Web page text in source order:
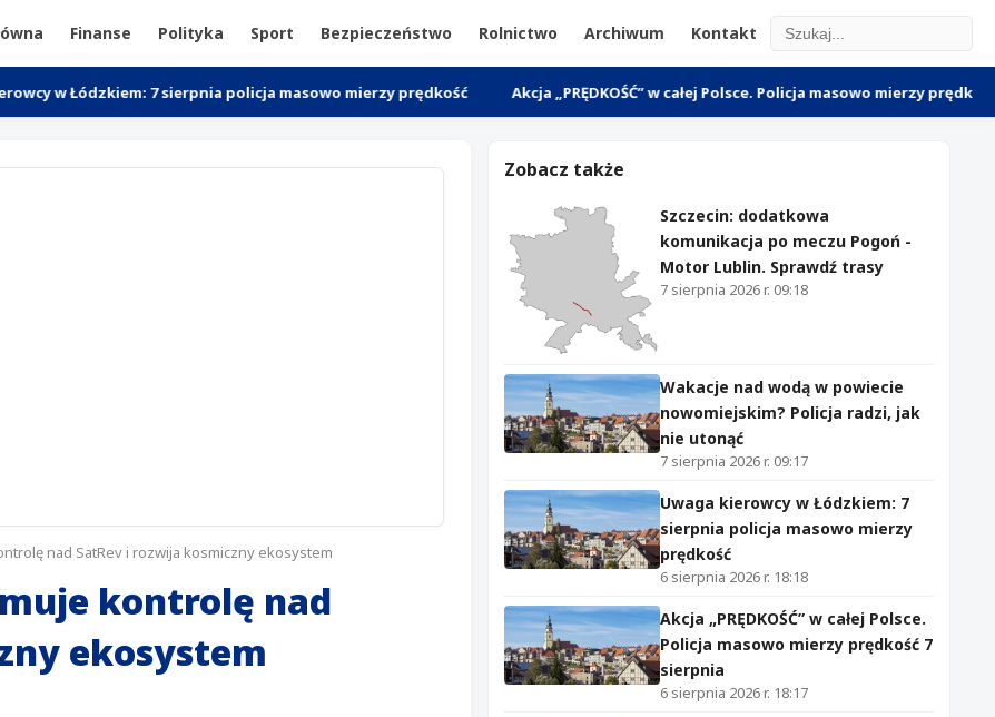
Finanse Polityka Sport Bezpieczeństwo Rolnictwo Archiwum Kontakt
7 sierpnia policja masowo mierzy prędkość Akcja „PRĘDKOŚĆ” w całej Polsce. Policja masowo mierzy prędkość 7 sierpnia
nad SatRev i rozwija kosmiczny ekosystem
kontrolę nad
ekosystem
Zobacz także
Szczecin: dodatkowa
komunikacja po meczu Pogoń -
Motor Lublin. Sprawdź trasy
7 sierpnia 2026 r. 09:18
Wakacje nad wodą w powiecie
nowomiejskim? Policja radzi, jak
nie utonąć
7 sierpnia 2026 r. 09:17
Uwaga kierowcy w Łódzkiem: 7
sierpnia policja masowo mierzy
prędkość
6 sierpnia 2026 r. 18:18
Akcja „PRĘDKOŚĆ” w całej Polsce.
Policja masowo mierzy prędkość 7
sierpnia
6 sierpnia 2026 r. 18:17